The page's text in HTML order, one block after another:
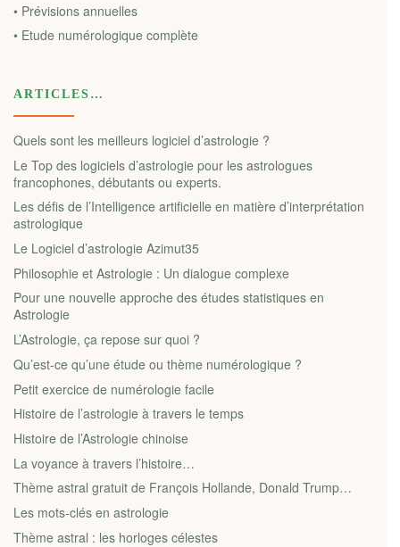
• Prévisions annuelles
• Etude numérologique complète
ARTICLES…
Quels sont les meilleurs logiciel d’astrologie ?
Le Top des logiciels d’astrologie pour les astrologues
francophones, débutants ou experts.
Les défis de l’Intelligence artificielle en matière d’interprétation
astrologique
Le Logiciel d’astrologie Azimut35
Philosophie et Astrologie : Un dialogue complexe
Pour une nouvelle approche des études statistiques en
Astrologie
L’Astrologie, ça repose sur quoi ?
Qu’est-ce qu’une étude ou thème numérologique ?
Petit exercice de numérologie facile
Histoire de l’astrologie à travers le temps
Histoire de l’Astrologie chinoise
La voyance à travers l’histoire…
Thème astral gratuit de François Hollande, Donald Trump…
Les mots-clés en astrologie
Thème astral : les horloges célestes